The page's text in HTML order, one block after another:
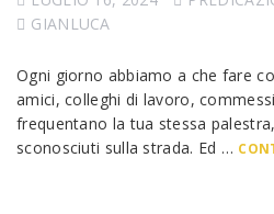
GIANLUCA
Ogni giorno abbiamo a che fare
amici, colleghi di lavoro,
frequentano la tua stessa
sconosciuti sulla strada. Ed …